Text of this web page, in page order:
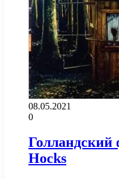
08.05.2021
0
Голландский
Hocks